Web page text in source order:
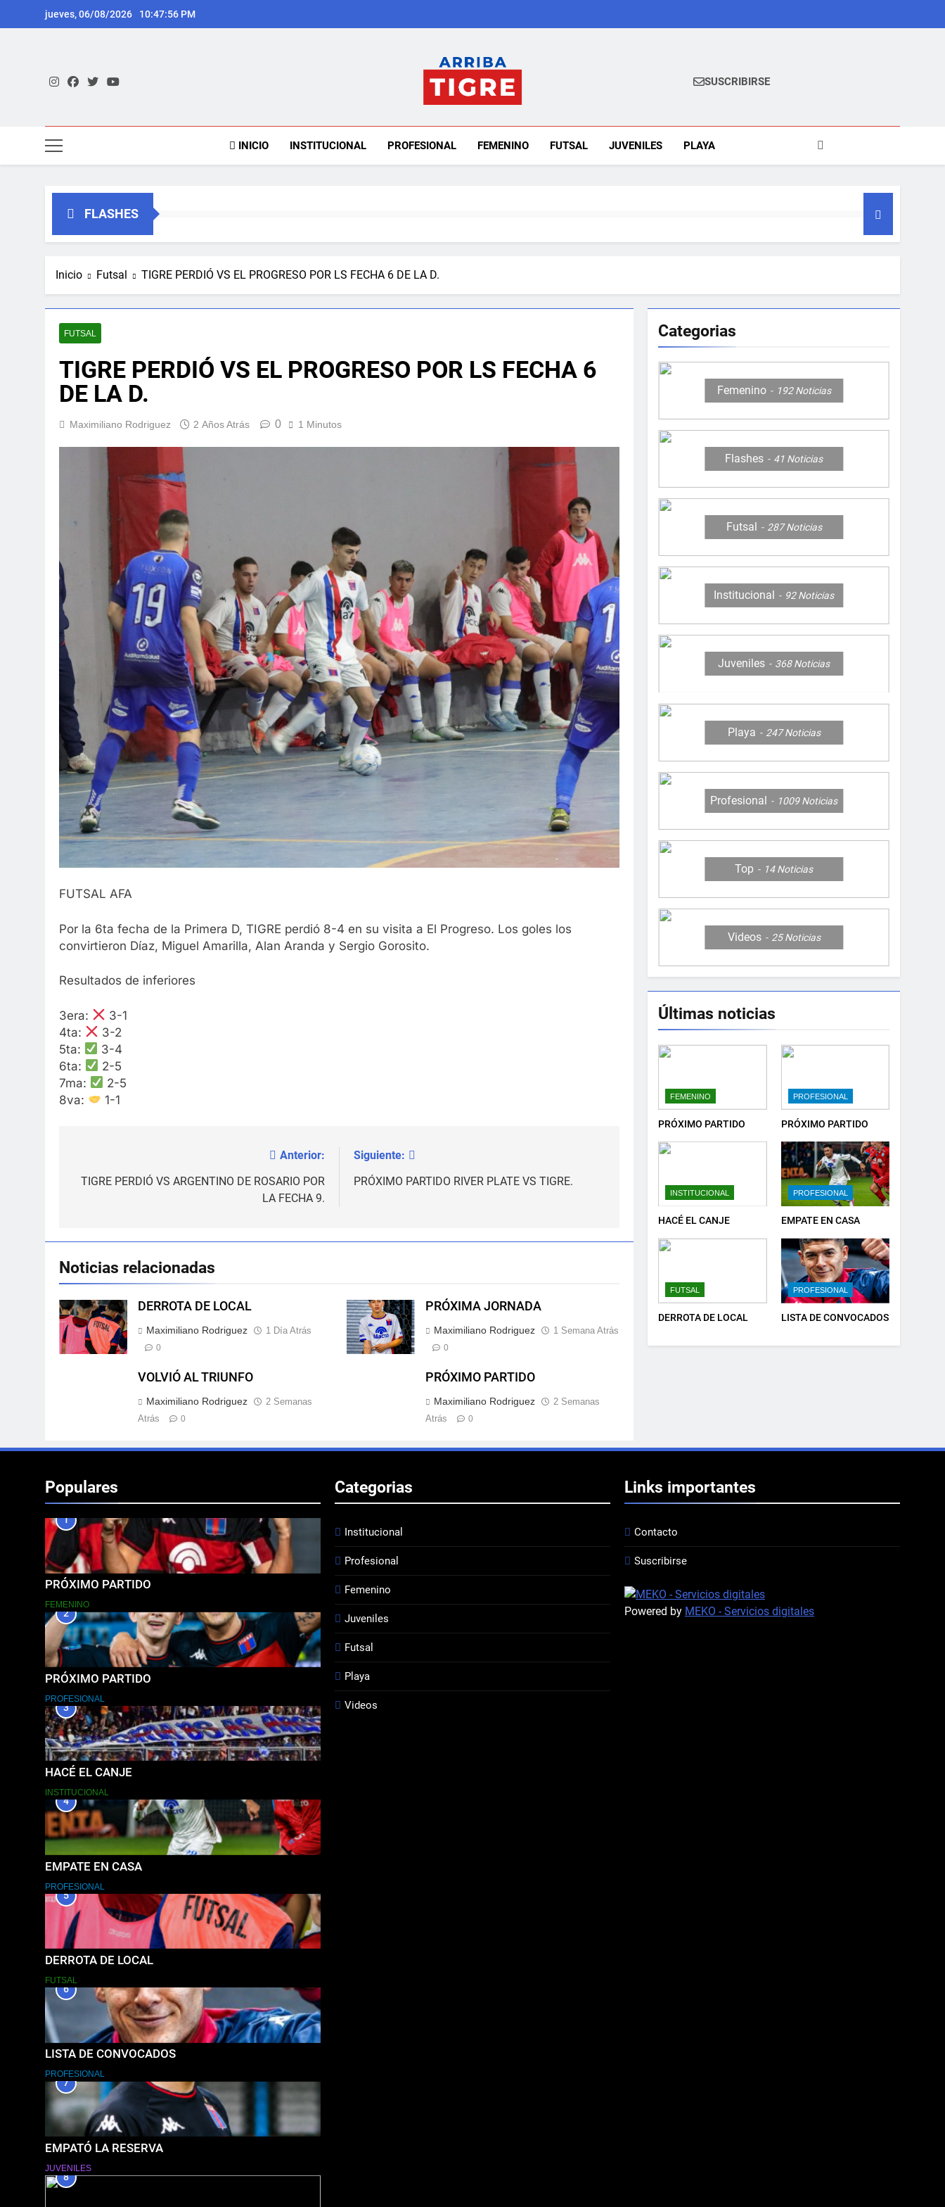
jueves, 06/08/2026 10:47:56 PM
Arriba Tigre
SUSCRIBIRSE
INICIO INSTITUCIONAL PROFESIONAL FEMENINO FUTSAL JUVENILES PLAYA
FLASHES
Inicio Futsal TIGRE PERDIÓ VS EL PROGRESO POR LS FECHA 6 DE LA D.
FUTSAL
TIGRE PERDIÓ VS EL PROGRESO POR LS FECHA 6
DE LA D.
Maximiliano Rodriguez 2 Años Atrás 0 1 Minutos
FUTSAL AFA
Por la 6ta fecha de la Primera D, TIGRE perdió 8-4 en su visita a El Progreso. Los goles los
convirtieron Díaz, Miguel Amarilla, Alan Aranda y Sergio Gorosito.
Resultados de inferiores
3era:
3-1
4ta:
3-2
5ta:
3-4
6ta:
2-5
7ma:
2-5
8va:
1-1
de
Anterior:
TIGRE PERDIÓ VS ARGENTINO DE ROSARIO POR
LA FECHA 9.
Siguiente:
PRÓXIMO PARTIDO RIVER PLATE VS TIGRE.
Noticias relacionadas
DERROTA DE LOCAL
Maximiliano Rodriguez 1 Día Atrás
0
PRÓXIMA JORNADA
Maximiliano Rodriguez 1 Semana Atrás
0
VOLVIÓ AL TRIUNFO
Maximiliano Rodriguez
2 Semanas
Atrás
0
PRÓXIMO PARTIDO
Maximiliano Rodriguez
2 Semanas
Atrás
0
Categorias
Femenino 192Noticias
Flashes 41 Noticias
Futsal 287Noticias
Institucional 92Noticias
Juveniles 368Noticias
Playa 247Noticias
Profesional 1009Noticias
Top 14Noticias
Videos 25Noticias
Últimas noticias
FEMENINO
PRÓXIMO PARTIDO
PROFESIONAL
PRÓXIMO PARTIDO
INSTITUCIONAL
HACÉ EL CANJE
PROFESIONAL
EMPATE EN CASA
FUTSAL
DERROTA DE LOCAL
PROFESIONAL
LISTA DE CONVOCADOS
Populares
1
PRÓXIMO PARTIDO
FEMENINO
2
PRÓXIMO PARTIDO
PROFESIONAL
3
HACÉ EL CANJE
INSTITUCIONAL
4
EMPATE EN CASA
PROFESIONAL
5
DERROTA DE LOCAL
FUTSAL
6
LISTA DE CONVOCADOS
PROFESIONAL
7
EMPATÓ LA RESERVA
JUVENILES
8
Categorias
Institucional
Profesional
Femenino
Juveniles
Futsal
Playa
Videos
Links importantes
Contacto
Suscribirse
Powered by MEKO - Servicios digitales